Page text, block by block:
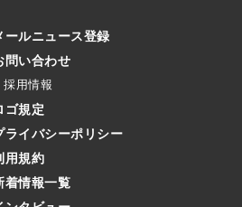
ールニュース登録
問い合わせ
採用情報
ゴ規定
ライバシーポリシー
用規約
着情報一覧